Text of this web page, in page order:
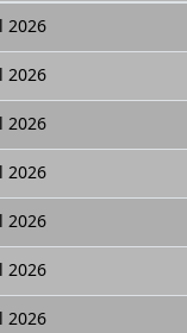
2026
2026
2026
2026
2026
2026
2026